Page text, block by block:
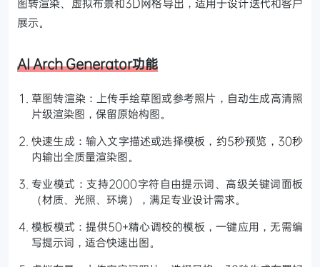
图转渲染、虚拟布景和3D网格导出，适用于设计迭代和客户
展示。
AI Arch Generator功能
草图转渲染：上传手绘草图或参考照片，自动生成高清照
片级渲染图，保留原始构图。
快速生成：输入文字描述或选择模板，约5秒预览，30秒
内输出全质量渲染图。
专业模式：支持2000字符自由提示词、高级关键词面板
（材质、光照、环境），满足专业设计需求。
模板模式：提供50+精心调校的模板，一键应用，无需编
写提示词，适合快速出图。